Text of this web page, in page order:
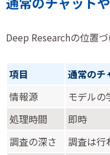
Deep Researchの位置
項目 通常のチ
情報源
モデルの
処理時間
即時
調査の深さ
調査は行